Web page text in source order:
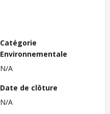
Catégorie
Environnementale
N/A
Date de clôture
N/A